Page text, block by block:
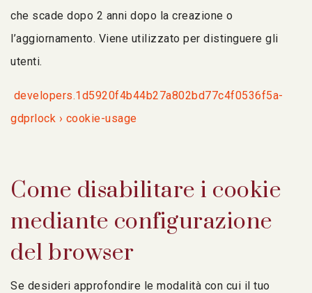
che scade dopo 2 anni dopo la creazione o
l’aggiornamento. Viene utilizzato per distinguere gli
utenti.
developers.1d5920f4b44b27a802bd77c4f0536f5a-
gdprlock › cookie-usage
Come disabilitare i cookie
mediante configurazione
del browser
Se desideri approfondire le modalità con cui il tuo